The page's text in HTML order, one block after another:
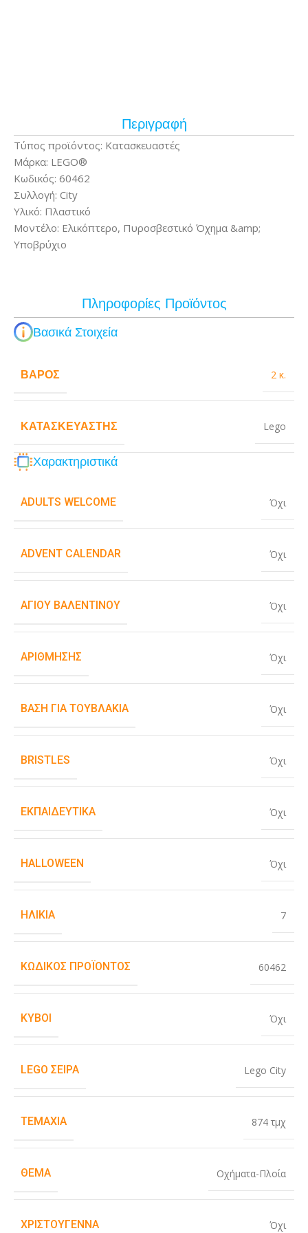
Περιγραφή
Τύπος προϊόντος: Κατασκευαστές
Μάρκα: LEGO®
Κωδικός: 60462
Συλλογή: City
Υλικό: Πλαστικό
Μοντέλο: Ελικόπτερο, Πυροσβεστικό Όχημα &amp;
Υποβρύχιο
Πληροφορίες Προϊόντος
Βασικά Στοιχεία
ΒΆΡΟΣ 2 κ.
ΚΑΤΑΣΚΕΥΑΣΤΉΣ Lego
Χαρακτηριστικά
ADULTS WELCOME Όχι
ADVENT CALENDAR Όχι
ΑΓΊΟΥ ΒΑΛΕΝΤΊΝΟΥ Όχι
ΑΡΊΘΜΗΣΗΣ Όχι
ΒΆΣΗ ΓΙΑ ΤΟΥΒΛΆΚΙΑ Όχι
BRISTLES Όχι
ΕΚΠΑΙΔΕΥΤΙΚΆ Όχι
HALLOWEEN Όχι
ΗΛΙΚΊΑ 7
ΚΩΔΙΚΌΣ ΠΡΟΪΌΝΤΟΣ 60462
ΚΎΒΟΙ Όχι
LEGO ΣΕΙΡΆ Lego City
ΤΕΜΆΧΙΑ 874 τμχ
ΘΈΜΑ Οχήματα-Πλοία
ΧΡΙΣΤΟΎΓΕΝΝΑ Όχι